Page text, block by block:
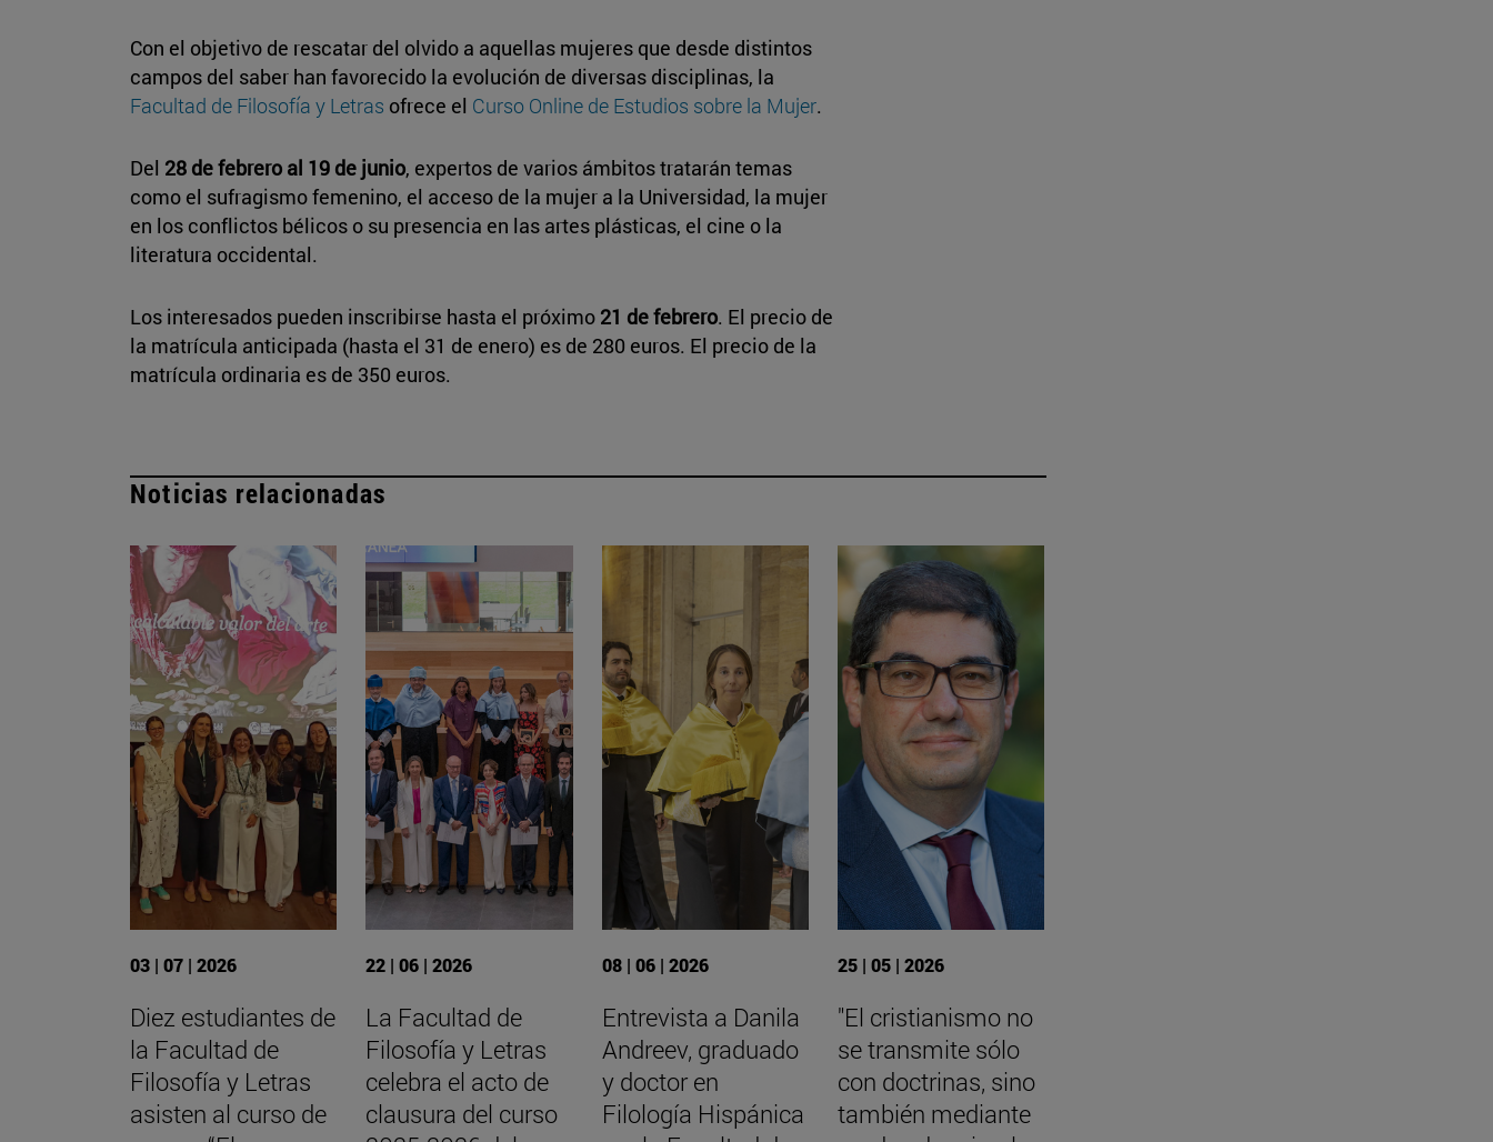
Con el objetivo de rescatar del olvido a aquellas mujeres que desde distintos
campos del saber han favorecido la evolución de diversas disciplinas, la
Facultad de Filosofía y Letras ofrece el Curso Online de Estudios sobre la Mujer.
Del 28 de febrero al 19 de junio, expertos de varios ámbitos tratarán temas
como el sufragismo femenino, el acceso de la mujer a la Universidad, la mujer
en los conflictos bélicos o su presencia en las artes plásticas, el cine o la
literatura occidental.
Los interesados pueden inscribirse hasta el próximo 21 de febrero. El precio de
la matrícula anticipada (hasta el 31 de enero) es de 280 euros. El precio de la
matrícula ordinaria es de 350 euros.
Noticias relacionadas
03 | 07 | 2026
Diez estudiantes de
la Facultad de
Filosofía y Letras
asisten al curso de
22 | 06 | 2026
La Facultad de
Filosofía y Letras
celebra el acto de
clausura del curso
08 | 06 | 2026
Entrevista a Danila
Andreev, graduado
y doctor en
Filología Hispánica
25 | 05 | 2026
"El cristianismo no
se transmite sólo
con doctrinas, sino
también mediante